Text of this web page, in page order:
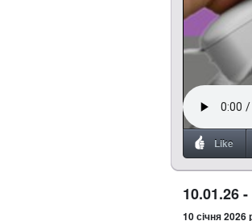
Like
10.01.26
10 січня 2026